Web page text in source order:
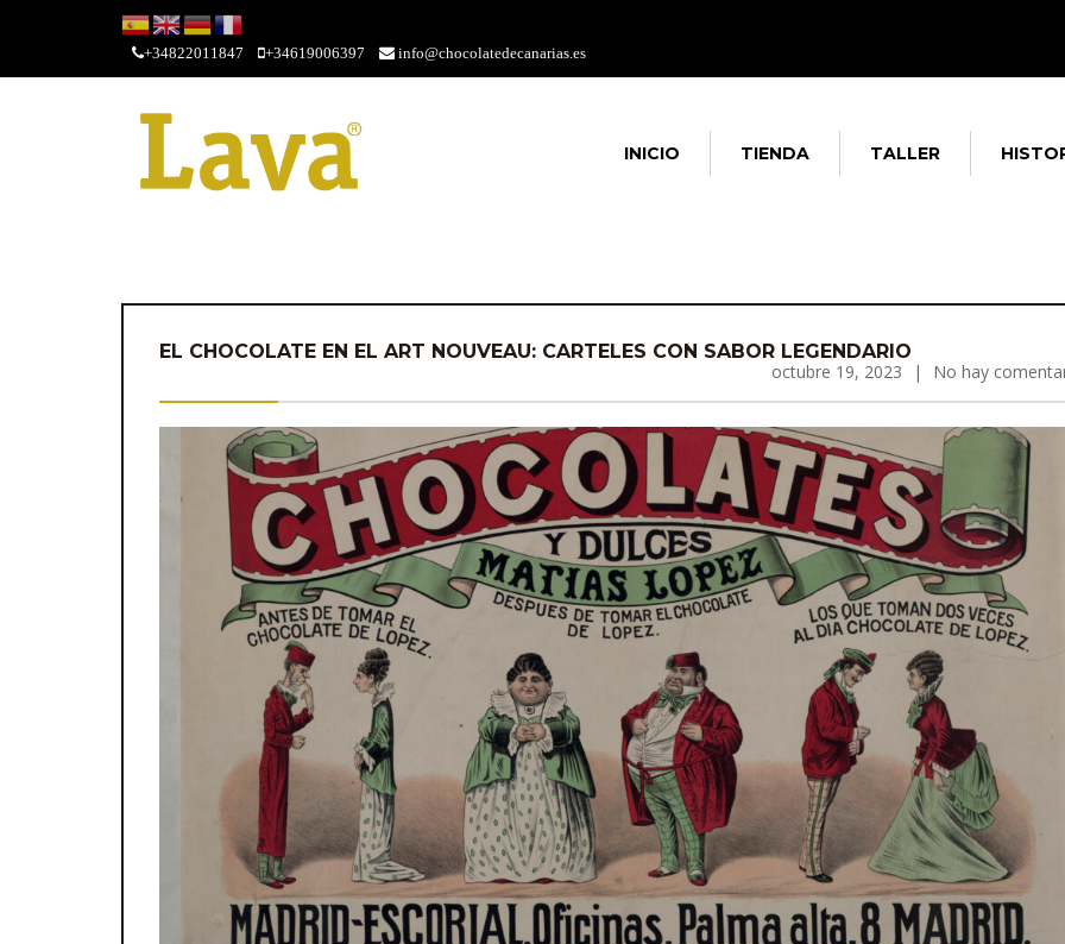
+34822011847 +34619006397 info@chocolatedecanarias.es
INICIO TIENDA TALLER
EL CHOCOLATE EN EL ART NOUVEAU: CARTELES CON SABOR LEGENDARIO
octubre 19, 2023
| No hay